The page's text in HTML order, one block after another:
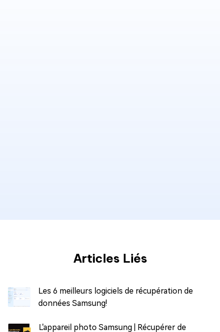
Articles Liés
Les 6 meilleurs logiciels de récupération de
données Samsung!
L'appareil photo Samsung | Récupérer de